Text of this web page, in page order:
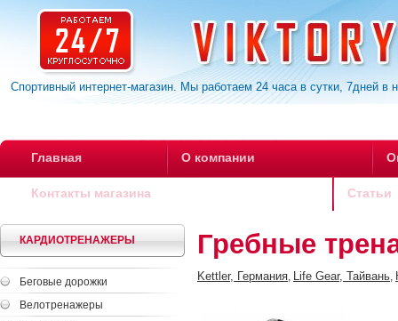
Спортивный интернет-магазин. Мы работаем 24 часа в сутки, 7дней в
Главная О компании
Контакты магазина Статьи
Гребные
Kettler, Германия, Life Gear, Тайвань,
КАРДИОТРЕНАЖЕРЫ
Беговые дорожки
Велотренажеры